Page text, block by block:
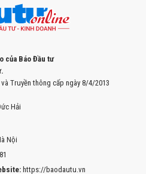
của Báo Đầu tư
Truyền thông cấp ngày 8/4/2013
Hải
Nội
https://baodautu.vn